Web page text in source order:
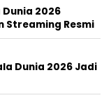
2026
Streaming Resmi
Dunia 2026 Jadi